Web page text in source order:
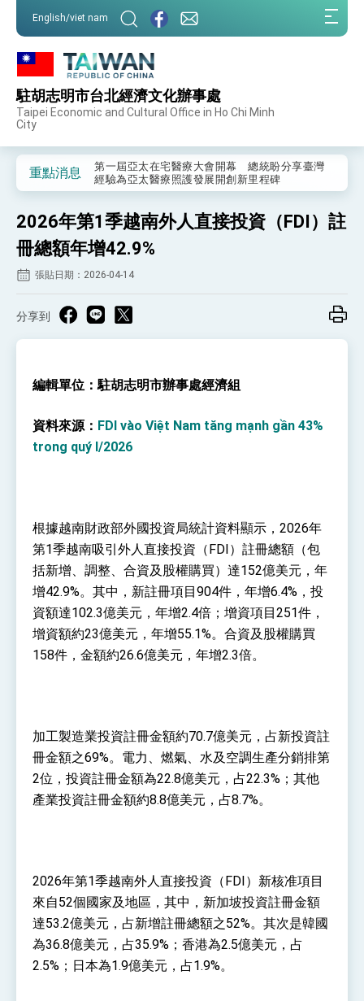
English/viet nam
駐胡志明市台北經濟文化辦事處
Taipei Economic and Cultural Office in Ho Chi Minh
City
重點消息
外交部重要言論
事處」，進一步深化台美交流合作
第一屆亞太在宅醫療大會開幕 總統盼分享臺灣
經驗為亞太醫療照護發展開創新里程碑
及「台灣智慧醫療與健康產業展」預告短片，向
世界展現台灣守護全球健康的創新能量
總統出訪史瓦帝尼返國談話 強調臺灣人有權利
走向世界 盼與理念相近國家共同維護國際秩序
訪問
總統與五院院長新春茶敘 盼化分歧為團結、為
國家邁出合作第一步
升級 籲請立院全力支持並盡速通過
臺美簽署「對等貿易協定」確立對等關稅15%且不
總統接受「法新社」（AFP）專訪內容
總統主持「台美經濟繁榮夥伴對話」記者會 說
明臺美合作三大戰略方向 盼與民主夥伴共同引
領 下一個世代的繁榮
外交部長林佳龍接受印尼「時代雜誌」專訪，闡
述印太安全局勢，籲深化台印尼半導體供應鏈合
作
外交部長林佳龍午宴歡迎美國聯邦參議員蓋耶哥
訪問團
外交部長林佳龍接見美國智庫「德國馬歇爾基金
會」訪問團一行，深化跨大西洋戰略夥伴關係
臺美經貿談判獲階段性成果 卓揆期勉爭取時間完
位實力，達成固邦榮邦目標
外交部長林佳龍主持第35次「參與亞太經濟合作
策略小組」跨部會會議
民調顯示多數國人滿意政府外交表現，高度支持
「總合外交」與台歐美日關係深化
命運
變局中 奮起的新臺灣 總統發表國慶演說
總統發表執政周年談話 盼面對未來挑戰 堅持
團結 迎風轉型 穩健前行
賴總統就職演說影片
2026年第1季越南外人直接投資（FDI）註
冊總額年增42.9%
張貼日期：2026-04-14
分享到
編輯單位：駐胡志明市辦事處經濟組
資料來源： FDI vào Việt Nam tăng mạnh gần 43%
trong quý I/2026
根據越南財政部外國投資局統計資料顯示，2026年
第1季越南吸引外人直接投資（FDI）註冊總額（包
括新增、調整、合資及股權購買）達152億美元，年
增42.9%。其中，新註冊項目904件，年增6.4%，投
資額達102.3億美元，年增2.4倍；增資項目251件，
增資額約23億美元，年增55.1%。合資及股權購買
158件，金額約26.6億美元，年增2.3倍。
加工製造業投資註冊金額約70.7億美元，占新投資註
冊金額之69%。電力、燃氣、水及空調生產分銷排第
2位，投資註冊金額為22.8億美元，占22.3%；其他
產業投資註冊金額約8.8億美元，占8.7%。
2026年第1季越南外人直接投資（FDI）新核准項目
來自52個國家及地區，其中，新加坡投資註冊金額
達53.2億美元，占新增註冊總額之52%。其次是韓國
為36.8億美元，占35.9%；香港為2.5億美元，占
2.5%；日本為1.9億美元，占1.9%。